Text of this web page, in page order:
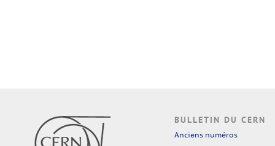
BULLETIN DU CERN
Anciens numéros